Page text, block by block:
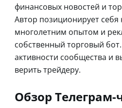
финансовых новостей и
Автор позиционирует себя
многолетним опытом и
собственный торговый
активности сообщества и
верить трейдеру.
Обзор Телеграм-